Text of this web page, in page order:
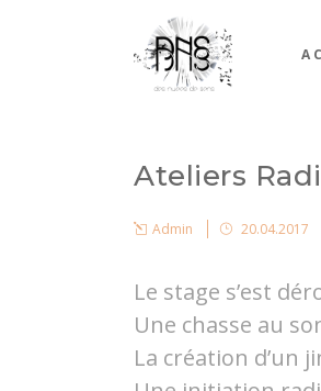
Ateliers
Admin 20.04.2017
Le stage s’est
Une chasse au
La création d’un